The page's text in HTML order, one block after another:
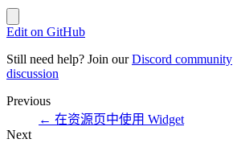
Edit on GitHub
Still need help? Join ourDiscord community
discussion
Previous
← 在资源页中使用 Widget
Next